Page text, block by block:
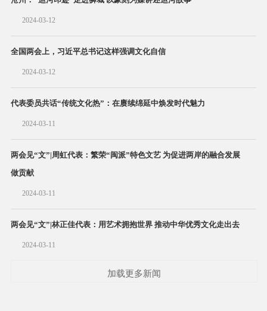
2024-03-12
全国两会上，习近平总书记这样强调文化自信
2024-03-12
代表委员共话“传统文化热”：在赓续绵延中焕发时代魅力
2024-03-11
两会见“文”|周虹代表：繁荣“闽派”特色文艺 为促进两岸的融合发展
做贡献
2024-03-11
两会见“文”|林正佳代表：用艺术拥抱世界 推动中华优秀文化走出去
2024-03-11
加载更多新闻